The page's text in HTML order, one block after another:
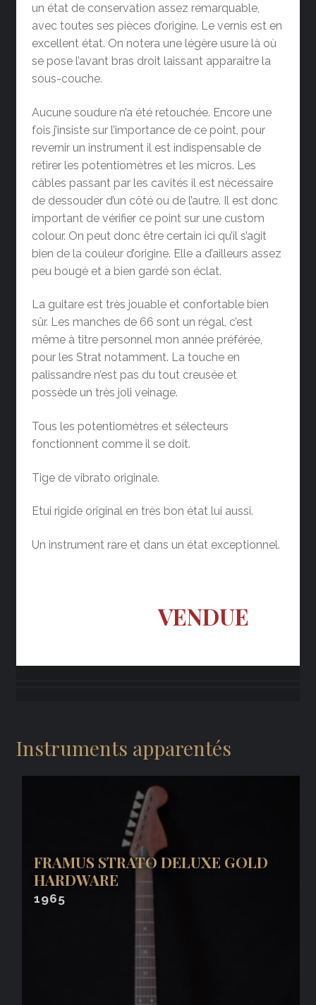
un état de conservation assez remarquable,
avec toutes ses pièces d’origine. Le vernis est en
excellent état. On notera une légère usure là où
se pose l’avant bras droit laissant apparaitre la
sous-couche.
Aucune soudure n’a été retouchée. Encore une
fois j’insiste sur l’importance de ce point, pour
revernir un instrument il est indispensable de
retirer les potentiomètres et les micros. Les
câbles passant par les cavités il est nécessaire
de dessouder d’un côté ou de l’autre. Il est donc
important de vérifier ce point sur une custom
colour. On peut donc être certain ici qu’il s’agit
bien de la couleur d’origine. Elle a d’ailleurs assez
peu bougé et a bien gardé son éclat.
La guitare est très jouable et confortable bien
sûr. Les manches de 66 sont un régal, c’est
même à titre personnel mon année préférée,
pour les Strat notamment. La touche en
palissandre n’est pas du tout creusée et
possède un très joli veinage.
Tous les potentiomètres et sélecteurs
fonctionnent comme il se doit.
Tige de vibrato originale.
Etui rigide original en très bon état lui aussi.
Un instrument rare et dans un état exceptionnel.
VENDUE
Instruments apparentés
FRAMUS STRATO DELUXE GOLD
HARDWARE
1965